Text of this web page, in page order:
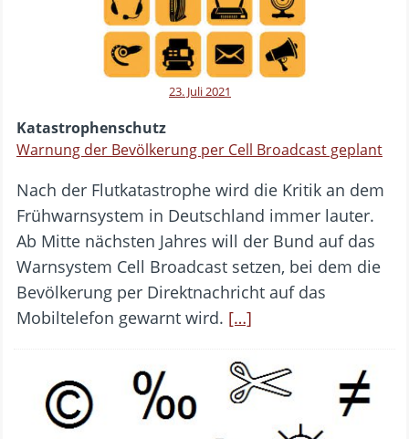
23. Juli 2021
Katastrophenschutz
Warnung der Bevölkerung per Cell Broadcast geplant
Nach der Flutkatastrophe wird die Kritik an dem
Frühwarnsystem in Deutschland immer lauter.
Ab Mitte nächsten Jahres will der Bund auf das
Warnsystem Cell Broadcast setzen, bei dem die
Bevölkerung per Direktnachricht auf das
Mobiltelefon gewarnt wird. […]